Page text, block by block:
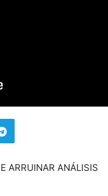
ARRUINAR ANÁLISIS